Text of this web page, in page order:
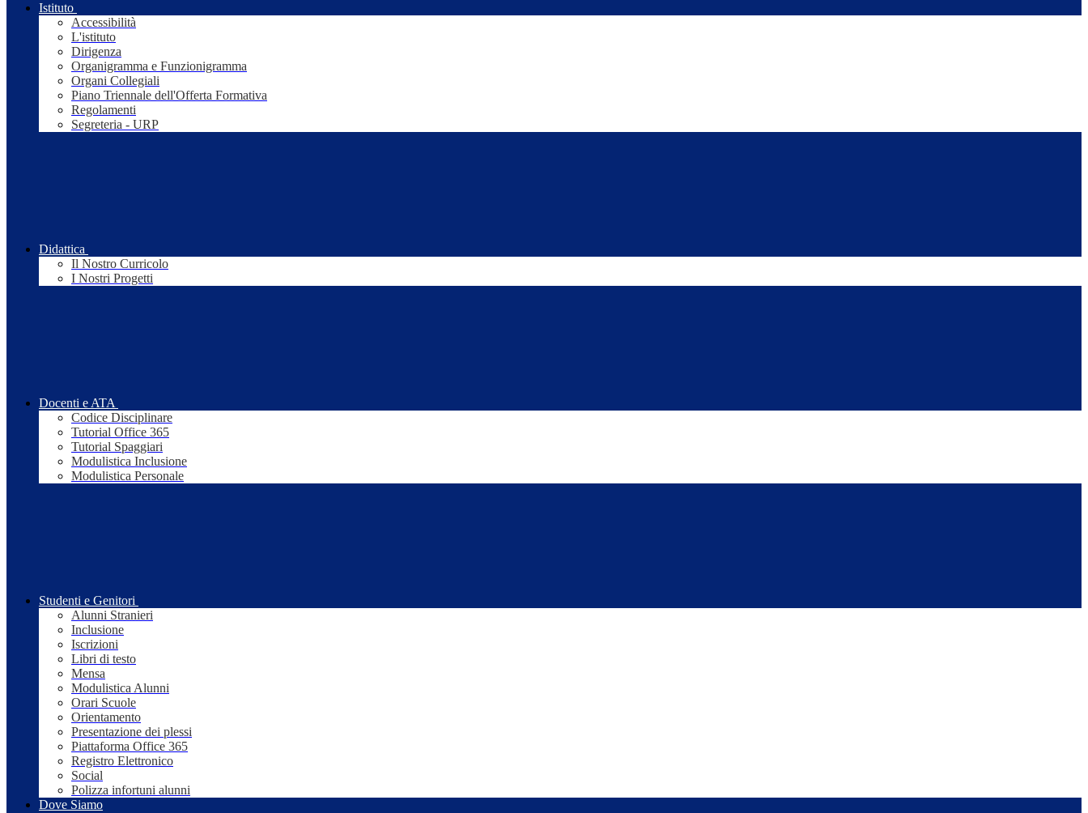
Istituto
Accessibilità
L'istituto
Dirigenza
Organigramma e Funzionigramma
Organi Collegiali
Piano Triennale dell'Offerta Formativa
Regolamenti
Segreteria - URP
Didattica
Il Nostro Curricolo
I Nostri Progetti
Docenti e ATA
Codice Disciplinare
Tutorial Office 365
Tutorial Spaggiari
Modulistica Inclusione
Modulistica Personale
Studenti e Genitori
Alunni Stranieri
Inclusione
Iscrizioni
Libri di testo
Mensa
Modulistica Alunni
Orari Scuole
Orientamento
Presentazione dei plessi
Piattaforma Office 365
Registro Elettronico
Social
Polizza infortuni alunni
Dove Siamo